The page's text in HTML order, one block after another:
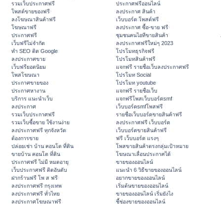
รวมเว็บประกาศฟรี
โพสต์ขายของฟรี
ลงโฆษณาสินค้าฟรี
โฆษณาฟรี
ประกาศฟรี
เว็บฟรีไม่จำกัด
ทำ SEO ติด Google
ลงประกาศขาย
เว็บฟรียอดนิยม
โพสโฆษณา
ประกาศขายของ
ประกาศหางาน
บริการ แนะนำเว็บ
ลงประกาศ
รวมเว็บประกาศฟรี
รวมเว็บซื้อขาย ใช้งานง่าย
ลงประกาศฟรี ทุกจังหวัด
ต้องการขาย
ปล่อยเช่า บ้าน คอนโด ที่ดิน
ขายบ้าน คอนโด ที่ดิน
ประกาศฟรี ไม่มี หมดอายุ
เว็บประกาศฟรี ติดอันดับ
ฝากร้านฟรี โพ ส ฟรี
ลงประกาศฟรี กรุงเทพ
ลงประกาศฟรี ทั่วไทย
ลงประกาศโฆษณาฟรี
ประกาศฟรีออนไลน์
ลงประกาศ สินค้า
เว็บบอร์ด โพสต์ฟรี
ลงประกาศ ซื้อ-ขาย ฟรี
ชุมชนคนไอทีขายสินค้า
ลงประกาศฟรีใหม่ๆ 2023
โปรโมทธุรกิจฟรี
โปรโมทสินค้าฟรี
แจกฟรี รายชื่อเว็บลงประกาศฟรี
โปรโมท Social
โปรโมท youtube
แจกฟรี รายชื่อเว็บ
แจกฟรีโพสเว็บบอร์ดsmf
เว็บบอร์ดsmfโพสฟรี
รายชื่อเว็บบอร์ดขายสินค้าฟรี
ลงประกาศฟรี เว็บบอร์ด
เว็บบอร์ดขายสินค้าฟรี
ฟรี เว็บบอร์ด แรงๆ
โพสขายสินค้าตรงกลุ่มเป้าหมาย
โฆษณาเลื่อนประกาศได้
ขายของออนไลน์
แนะนำ 6 วิธีขายของออนไลน์
อยากขายของออนไลน์
เริ่มต้นขายของออนไลน์
ขายของออนไลน์ เริ่มยังไง
ชี้ช่องขายของออนไลน์